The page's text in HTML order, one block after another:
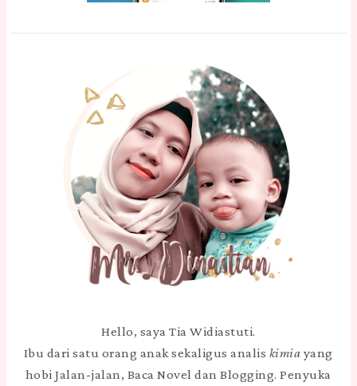
Hello, saya Tia Widiastuti.
Ibu dari satu orang anak sekaligus analis kimia yang
hobi Jalan-jalan, Baca Novel dan Blogging. Penyuka